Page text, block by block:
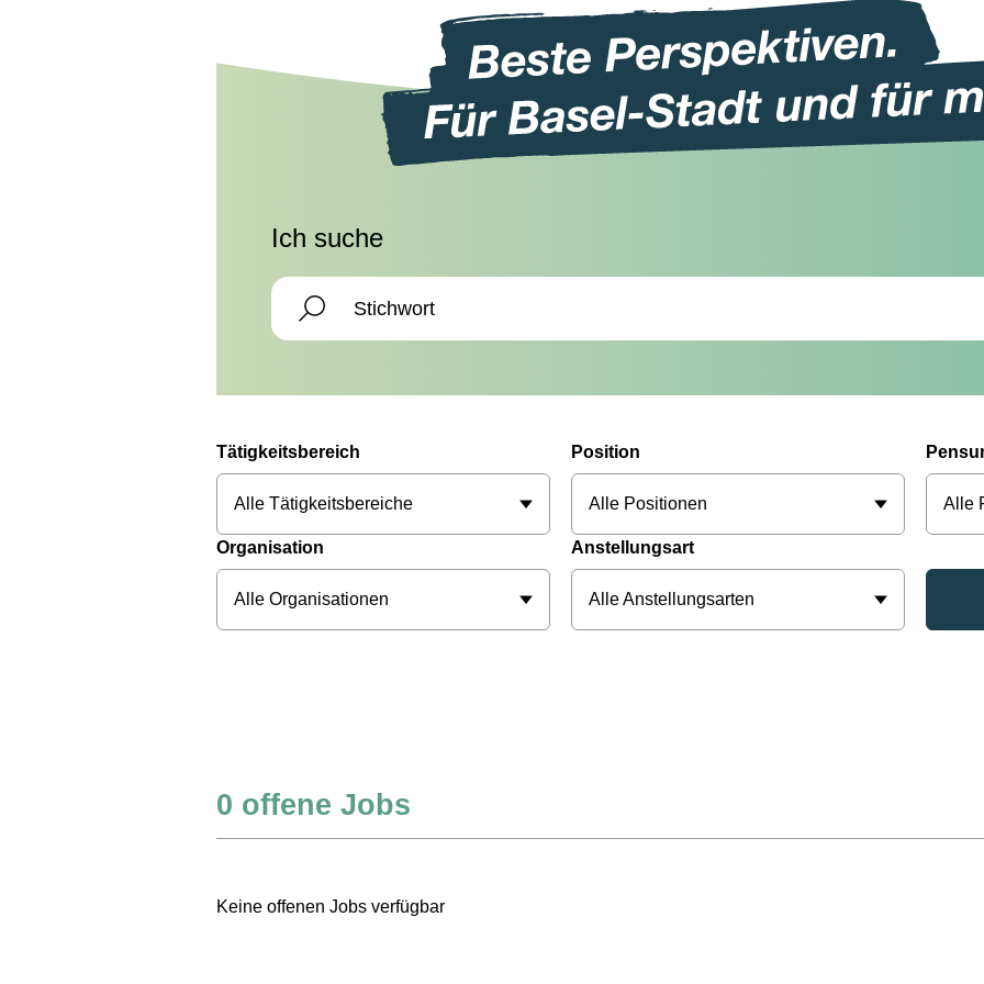
Ich suche
Tätigkeitsbereich
Alle Tätigkeitsbereiche
Position
Alle Positionen Alle
Organisation
Alle Organisationen
Anstellungsart
Alle Anstellungsarten
0 offene Jobs
Keine offenen Jobs verfügbar